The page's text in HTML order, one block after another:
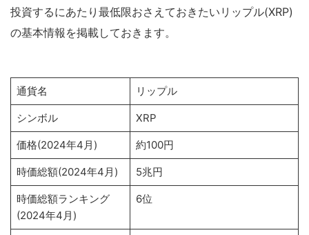
投資するにあたり最低限おさえておきたいリップル(XRP)
の基本情報を掲載しておきます。
通貨名 リップル
シンボル XRP
価格(2024年4月) 約100円
時価総額(2024年4月) 5兆円
時価総額ランキング
(2024年4月)
6位